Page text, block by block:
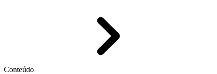
Conteúdo